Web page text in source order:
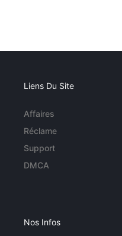
Liens Du Site
Affaires
Réclame
Support
DMCA
Nos Infos